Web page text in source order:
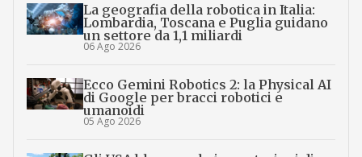
La geografia della robotica in Italia:
Lombardia, Toscana e Puglia guidano
un settore da 1,1 miliardi
06 Ago 2026
Ecco Gemini Robotics 2: la Physical AI
di Google per bracci robotici e
umanoidi
05 Ago 2026